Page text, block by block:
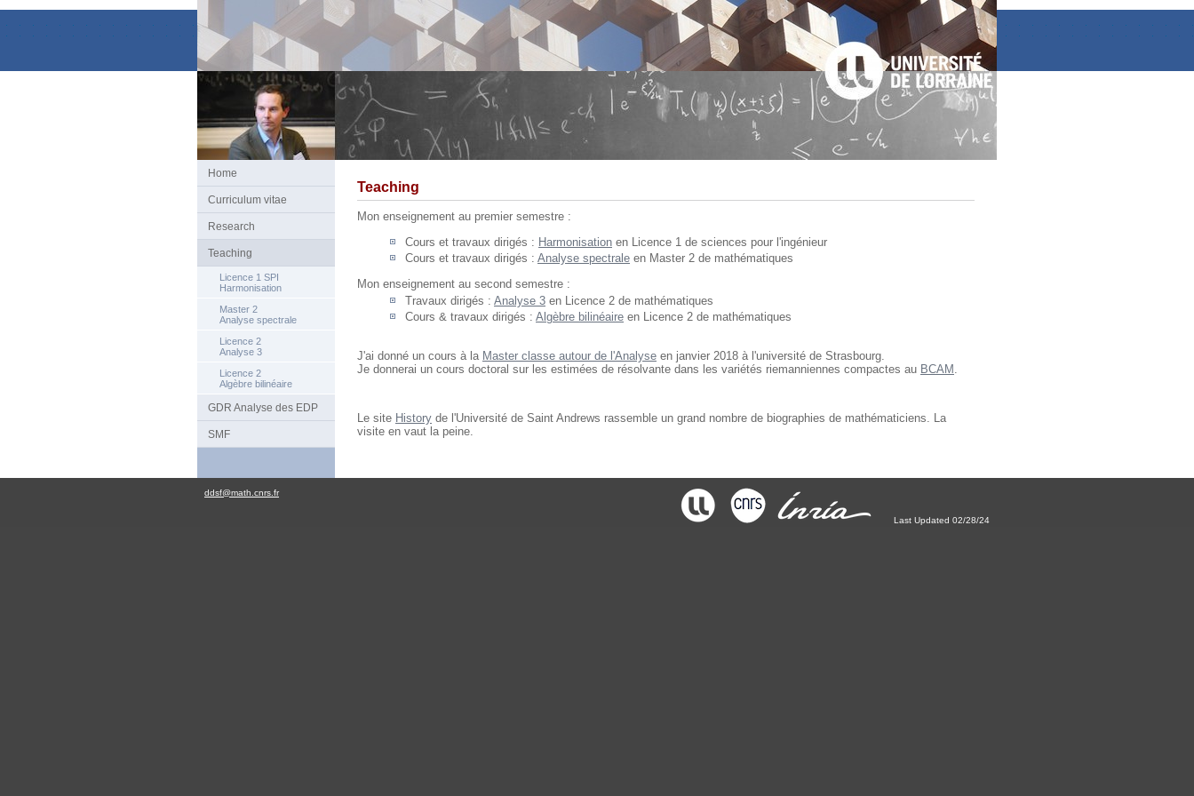
Home
Curriculum vitae
Research
Teaching
Licence 1 SPI
Harmonisation
Master 2
Analyse spectrale
Licence 2
Analyse 3
Licence 2
Algèbre bilinéaire
GDR Analyse des EDP
SMF
Teaching
Mon enseignement au premier semestre :
Cours et travaux dirigés : Harmonisation en Licence 1 de sciences pour l'ingénieur
Cours et travaux dirigés : Analyse spectrale en Master 2 de mathématiques
Mon enseignement au second semestre :
Travaux dirigés : Analyse 3 en Licence 2 de mathématiques
Cours & travaux dirigés : Algèbre bilinéaire en Licence 2 de mathématiques
J'ai donné un cours à la Master classe autour de l'Analyse en janvier 2018 à l'université de Strasbourg.
Je donnerai un cours doctoral sur les estimées de résolvante dans les variétés riemanniennes compactes au BCAM .
Le site History de l'Université de Saint Andrews rassemble un grand nombre de biographies de mathématiciens. La
visite en vaut la peine.
ddsf@math.cnrs.fr
Last Updated 02/28/24